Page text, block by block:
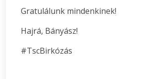
Gratulálunk mindenkinek!
Hajrá, Bányász!
#TscBirkózás